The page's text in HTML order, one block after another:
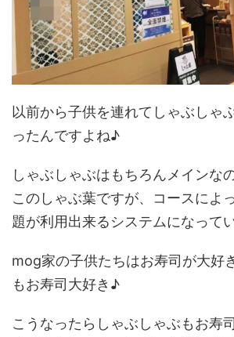
以前から子供を連れてしゃぶしゃ
ったんですよね♪
しゃぶしゃぶはもちろんメインな
このしゃぶ葉ですが、コースによ
題が利用出来るシステムになって
mog家の子供たちはお寿司が大好
もお寿司大好き♪
こうなったらしゃぶしゃぶもお寿